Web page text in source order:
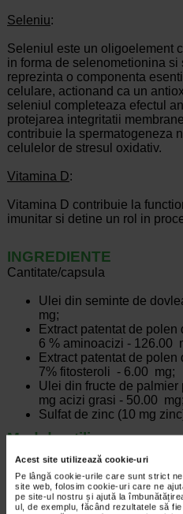
Acest site utilizează cookie-uri
Pe lângă cookie-urile care sunt strict
site web, folosim cookie-uri care ne
pe site-ul nostru și ajută la
ul, de exemplu, făcând rezultatele să
Seleniu:
Seleniul este un oligoelement
in forma de selenometionina si
reprezinta o componenta
celulare, actionand ca un
seleniul completeaza efectul
protejarea integritatii
contribuie la spermatogeneza
celulelor de stresul oxidativ.
Vitamina D:
Vitamina D contribuie la
imunitar si detine un rol in
INGREDIENTE
Cantitate/capsula
Ulei din seminte de
mg;
Extract patentat de
6 % aminoacizi - 126.00
Extract patentat de
7% fitosteroli - 6.00 mg;
Ulei din fructe de
mg acizi grasi - 50.00 mg;
Sulfat de zinc (10 mg
Mod de utilizare:
Adulti, 1- 2 capsule pe zi sau